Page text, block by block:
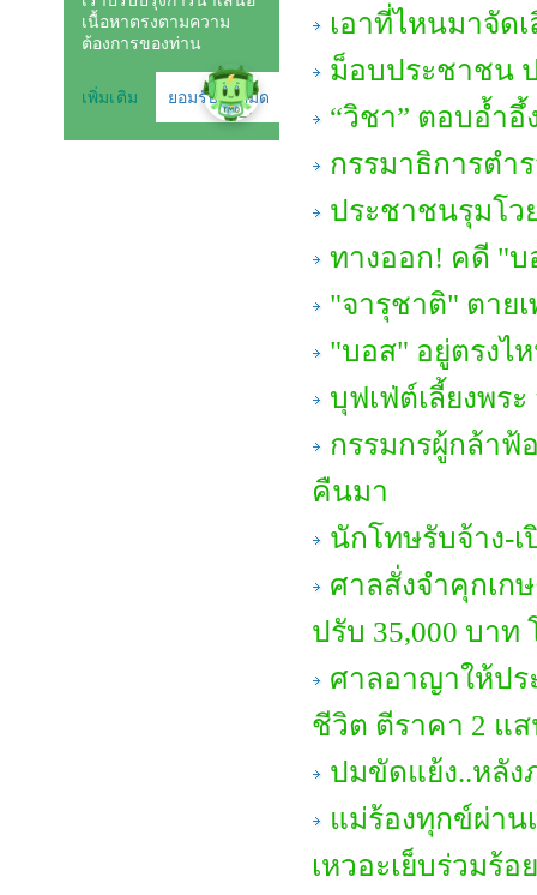
เอาที่ไหนมาจัด
ม็อบประชาชน
“วิชา” ตอบอ้ำ
กรรมาธิการตำ
ประชาชนรุมโว
ทางออก! คดี "บ
"จารุชาติ" ตาย
"บอส" อยู่ตรงไ
บุฟเฟ่ต์เลี้ยงพร
กรรมกรผู้กล้าฟ้
คืนมา
นักโทษรับจ้าง-
ศาลสั่งจำคุกเก
ปรับ 35,000 บา
ศาลอาญาให้ปร
ชีวิต ตีราคา 2 แ
ปมขัดแย้ง..หลัง
แม่ร้องทุกข์ผ่าน
เหวอะเย็บร่วมร้